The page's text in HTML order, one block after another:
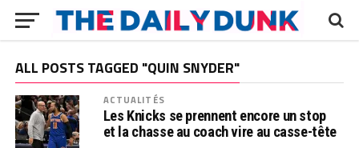
ALL POSTS TAGGED "QUIN SNYDER"
ACTUALITÉS
Les Knicks se prennent encore un stop
et la chasse au coach vire au casse-tête